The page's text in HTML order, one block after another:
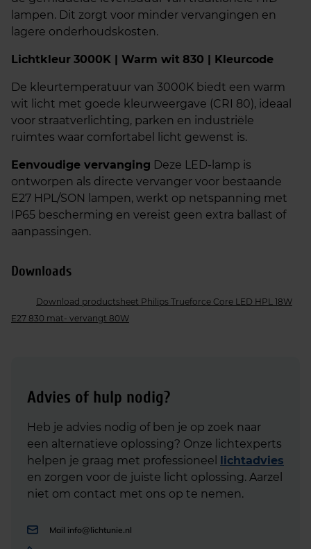
lampen. Dit zorgt voor minder vervangingen en
lagere onderhoudskosten.
Lichtkleur 3000K | Warm wit 830 | Kleurcode
De kleurtemperatuur van 3000K biedt een warm
wit licht met goede kleurweergave (CRI 80), ideaal
voor straatverlichting, parken en industriële
ruimtes waar comfortabel licht gewenst is.
Eenvoudige vervanging Deze LED-lamp is
ontworpen als directe vervanger voor bestaande
E27 HPL/SON lampen, werkt op netspanning met
IP65 bescherming en vereist geen extra ballast of
aanpassingen.
Downloads
Download productsheet Philips Trueforce Core LED HPL 18W
E27 830 mat- vervangt 80W
Advies of hulp nodig?
Heb je advies nodig of ben je op zoek naar
een alternatieve oplossing? Onze lichtexperts
helpen je graag met professioneel lichtadvies
en zorgen voor de juiste licht oplossing. Aarzel
niet om contact met ons op te nemen.
Mail info@lichtunie.nl